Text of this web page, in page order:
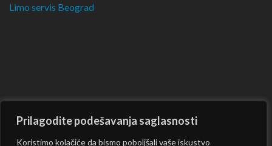
Prilagodite podešavanja saglasnosti
Koristimo kolačiće da bismo poboljšali vaše iskustvo
Limo servis Beograd